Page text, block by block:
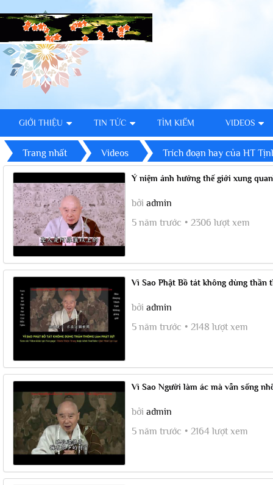
GIỚI THIỆU TIN TỨC TÌM KIẾM VIDEOS
Trang nhất Videos Trích đoạn hay của HT
Ý niệm ảnh hưởng thế giới xung
bởi admin
5 năm trước
2306 lượt xem
Vì Sao Phật Bồ tát không dùng thần
bởi admin
5 năm trước
2148 lượt xem
Vì Sao Người làm ác mà vẫn sống
bởi admin
5 năm trước
2164 lượt xem